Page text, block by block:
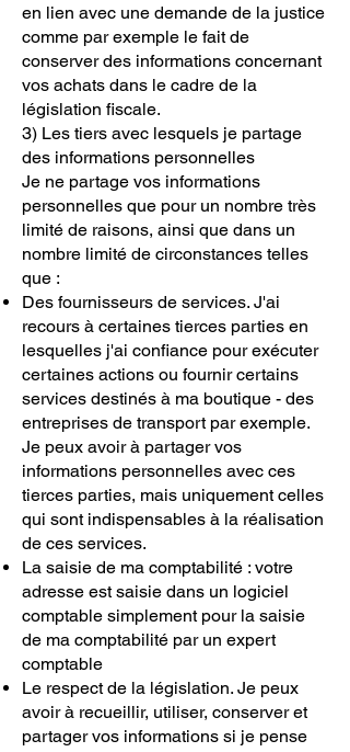
en lien avec une demande de la justice
comme par exemple le fait de
conserver des informations concernant
vos achats dans le cadre de la
législation fiscale.
3) Les tiers avec lesquels je partage
des informations personnelles
Je ne partage vos informations
personnelles que pour un nombre très
limité de raisons, ainsi que dans un
nombre limité de circonstances telles
que :
Des fournisseurs de services. J'ai
recours à certaines tierces parties en
lesquelles j'ai confiance pour exécuter
certaines actions ou fournir certains
services destinés à ma boutique - des
entreprises de transport par exemple.
Je peux avoir à partager vos
informations personnelles avec ces
tierces parties, mais uniquement celles
qui sont indispensables à la réalisation
de ces services.
La saisie de ma comptabilité : votre
adresse est saisie dans un logiciel
comptable simplement pour la saisie
de ma comptabilité par un expert
comptable
Le respect de la législation. Je peux
avoir à recueillir, utiliser, conserver et
partager vos informations si je pense